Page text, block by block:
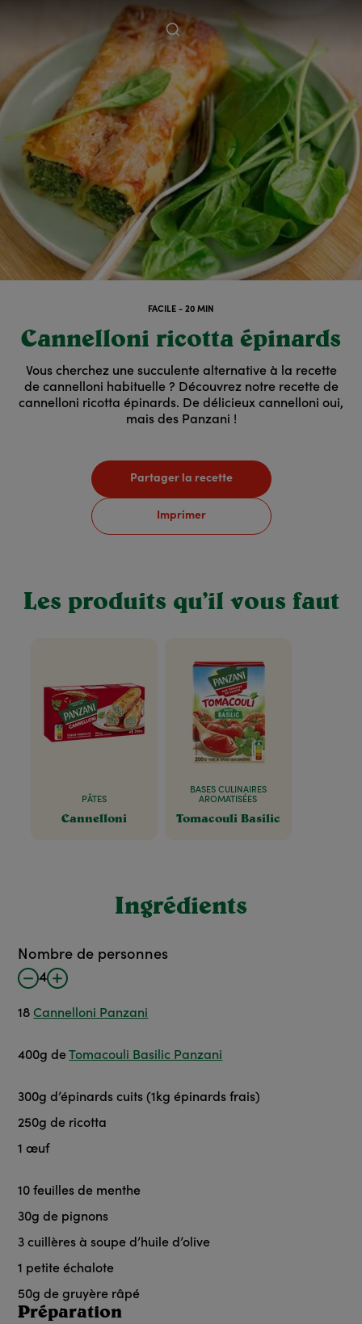
FACILE - 20 MIN
Cannelloni ricotta épinards
Vous cherchez une succulente alternative à la recette
de cannelloni habituelle ? Découvrez notre recette de
cannelloni ricotta épinards. De délicieux cannelloni oui,
mais des Panzani !
Partager la recette
Imprimer
Les produits qu’il vous faut
PÂTES
Cannelloni
BASES CULINAIRES
AROMATISÉES
Tomacouli Basilic
Ingrédients
Nombre de personnes
4
18 Cannelloni Panzani
400gdeTomacouli Basilic Panzani
300g d’épinards cuits (1kg épinards frais)
250g de ricotta
1 œuf
10 feuilles de menthe
30g de pignons
3 cuillères à soupe d’huile d’olive
1 petite échalote
50g de gruyère râpé
Préparation